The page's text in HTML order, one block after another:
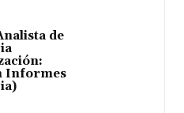
de
Informes